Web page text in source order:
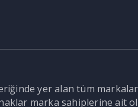
yer alan tüm
marka sahiplerine ait